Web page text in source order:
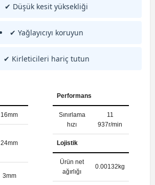
✔ Düşük kesit yüksekliği
✔ Yağlayıcıyı koruyun
✔ Kirleticileri hariç tutun
16mm
24mm
3mm
Performans
Sınırlama
hızı
11
937r/min
Lojistik
Ürün net
ağırlığı
0.00132kg